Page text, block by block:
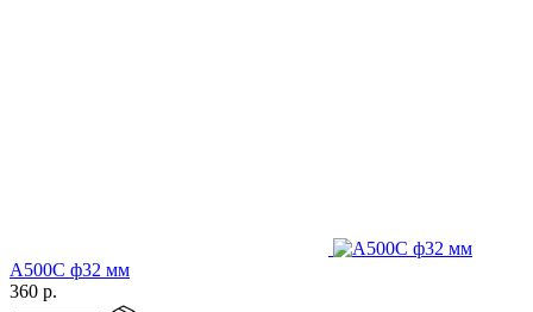
А500С ф32 мм
360 р.